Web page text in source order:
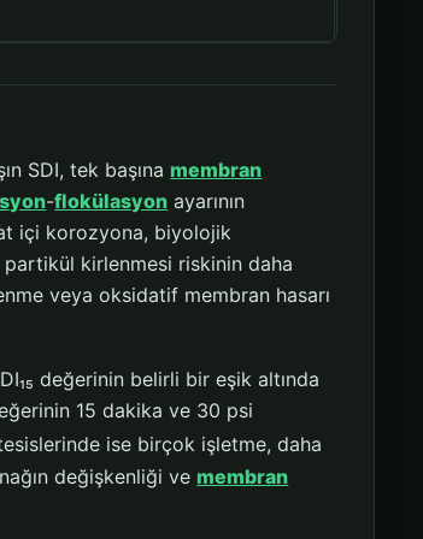
SDI, tek başına membran
-flokülasyon ayarının
içi korozyona, biyolojik
partikül kirlenmesi riskinin daha
veya oksidatif membran hasarı
değerinin belirli bir eşik altında
15 dakika ve 30 psi
ise birçok işletme, daha
değişkenliği ve membran